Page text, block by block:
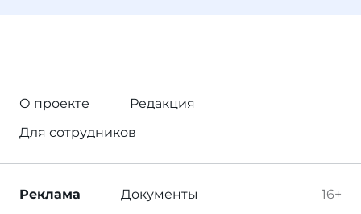
О проекте
Редакция
Для сотрудников
16+
Реклама Документы